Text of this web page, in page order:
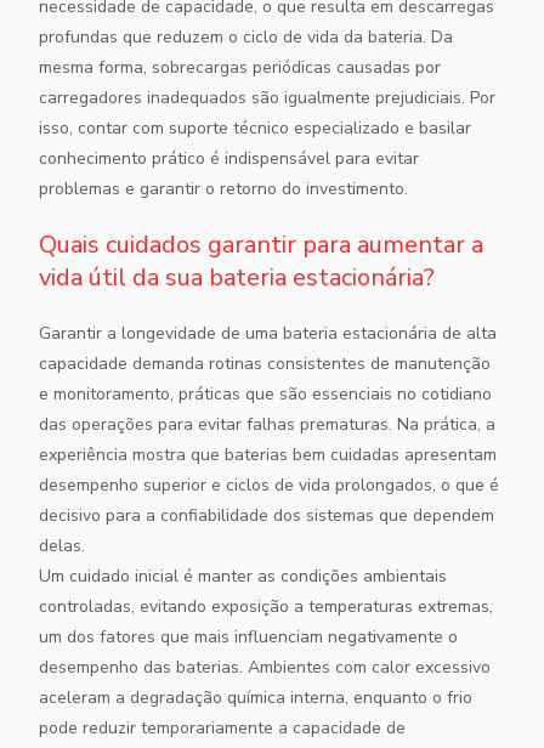
necessidade de capacidade, o que resulta em descarregas
profundas que reduzem o ciclo de vida da bateria. Da
mesma forma, sobrecargas periódicas causadas por
carregadores inadequados são igualmente prejudiciais. Por
isso, contar com suporte técnico especializado e basilar
conhecimento prático é indispensável para evitar
problemas e garantir o retorno do investimento.
Quais cuidados garantir para aumentar a
vida útil da sua bateria estacionária?
Garantir a longevidade de uma bateria estacionária de alta
capacidade demanda rotinas consistentes de manutenção
e monitoramento, práticas que são essenciais no cotidiano
das operações para evitar falhas prematuras. Na prática, a
experiência mostra que baterias bem cuidadas apresentam
desempenho superior e ciclos de vida prolongados, o que é
decisivo para a confiabilidade dos sistemas que dependem
delas.
Um cuidado inicial é manter as condições ambientais
controladas, evitando exposição a temperaturas extremas,
um dos fatores que mais influenciam negativamente o
desempenho das baterias. Ambientes com calor excessivo
aceleram a degradação química interna, enquanto o frio
pode reduzir temporariamente a capacidade de